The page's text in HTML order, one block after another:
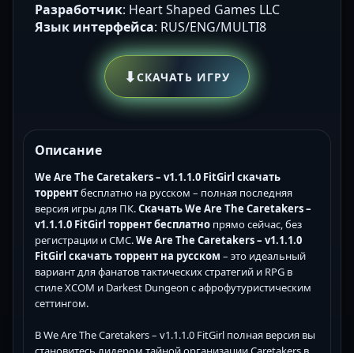
Разработчик: Heart Shaped Games LLC
Язык интерфейса: RUS/ENG/MULTI8
⬇СКАЧАТЬ ИГРУ
Описание
We Are The Caretakers – v1.1.1.0 FitGirl скачать
торрентбесплатно на русском – полная последняя
версия игры для ПК.Скачать We Are The Caretakers –
v1.1.1.0 FitGirl торрент бесплатно прямо сейчас, без
регистрации и СМС.We Are The Caretakers – v1.1.1.0
FitGirl скачать торрент на русском – это идеальный
вариант для фанатов тактических стратегий и RPG в
стиле XCOM и Darkest Dungeon с афрофутуристическим
сеттингом.
В We Are The Caretakers – v1.1.1.0 FitGirl полная версия вы